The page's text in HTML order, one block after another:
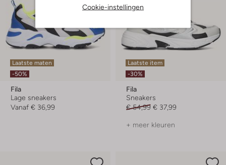
Cookie-instellingen
Laatste maten
-50%
Fila
Lage sneakers
Vanaf € 36,99
Laatste item
-30%
Fila
Sneakers
€ 54,99 € 37,99
+ meer kleuren